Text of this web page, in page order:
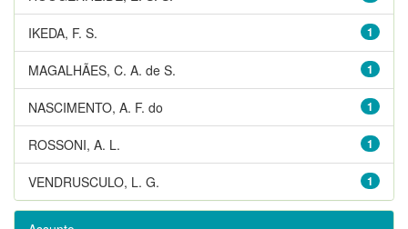
1
IKEDA, F. S.
1
MAGALHÃES, C. A. de S.
1
NASCIMENTO, A. F. do
1
ROSSONI, A. L.
1
VENDRUSCULO, L. G.